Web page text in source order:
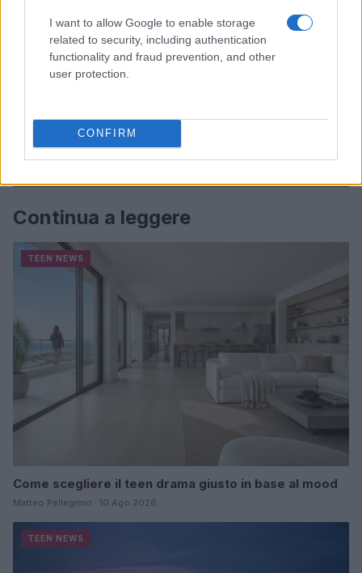
I want to allow Google to enable storage
related to security, including authentication
functionality and fraud prevention, and other
user protection.
CONFIRM
Continua a leggere
TEEN NEWS
Come scegliere il teen drama giusto in base al mood
Matteo Pellegrino · 10 Ago 2026
TEEN NEWS